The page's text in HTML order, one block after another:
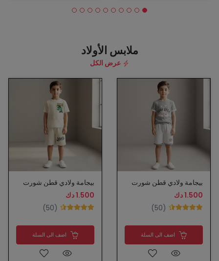
ملابس الأولاد
عرض الكل
بيجامة ولادي قطن شورت
1.500 دك
(50)
اضف الى السلة
بيجامة ولادي قطن شورت
1.500 دك
(50)
اضف الى السلة